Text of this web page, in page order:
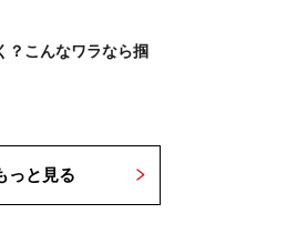
？こんなワラなら掴
っと見る